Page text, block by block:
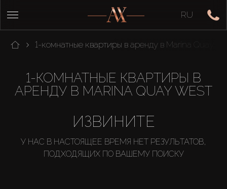
RU
1-комнатные квартиры в аренду в Marina Quay
1-КОМНАТНЫЕ КВАРТИРЫ В
АРЕНДУ В MARINA QUAY WEST
ИЗВИНИТЕ
У НАС В НАСТОЯЩЕЕ ВРЕМЯ НЕТ РЕЗУЛЬТАТОВ,
ПОДХОДЯЩИХ ПО ВАШЕМУ ПОИСКУ